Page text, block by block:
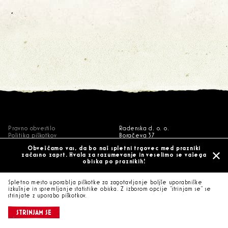
Obveščamo vas, da bo naš spletni trgovec med prazniki
začasno zaprt. Hvala za razumevanje in veselimo se vašega
obiska po praznikih!
Pravno obvestilo
Politika piškotkov
Radenska d. o. o.
Boračeva 37
Slovenija
© 2021 Radenska d.o.o. Vse
Spletno mesto uporablja piškotke za zagotavljanje boljše uporabniške
izkušnje in spremljanje statistike obiska. Z izborom opcije "strinjam se" se
strinjate z uporabo piškotkov.
STRINJAM SE